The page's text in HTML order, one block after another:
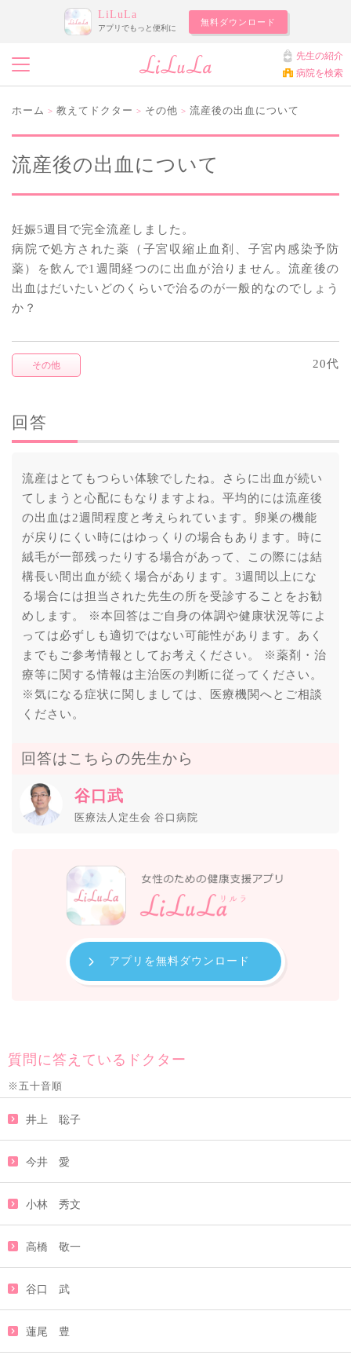
LiLuLa
アプリでもっと便利に
無料ダウンロード
先生の紹介
病院を検索
ホーム > 教えてドクター > その他 > 流産後の出血について
流産後の出血について
妊娠5週目で完全流産しました。
病院で処方された薬（子宮収縮止血剤、子宮内感染予防
薬）を飲んで1週間経つのに出血が治りません。流産後の
出血はだいたいどのくらいで治るのが一般的なのでしょう
か？
その他 20代
回答
流産はとてもつらい体験でしたね。さらに出血が続い
てしまうと心配にもなりますよね。平均的には流産後
の出血は2週間程度と考えられています。卵巣の機能
が戻りにくい時にはゆっくりの場合もあります。時に
絨毛が一部残ったりする場合があって、この際には結
構長い間出血が続く場合があります。3週間以上にな
る場合には担当された先生の所を受診することをお勧
めします。 ※本回答はご自身の体調や健康状況等によ
っては必ずしも適切ではない可能性があります。あく
までもご参考情報としてお考えください。 ※薬剤・治
療等に関する情報は主治医の判断に従ってください。
※気になる症状に関しましては、医療機関へとご相談
ください。
回答はこちらの先生から
谷口武
医療法人定生会 谷口病院
アプリを無料ダウンロード
質問に答えているドクター
※五十音順
井上 聡子
今井 愛
小林 秀文
高橋 敬一
谷口 武
蓮尾 豊